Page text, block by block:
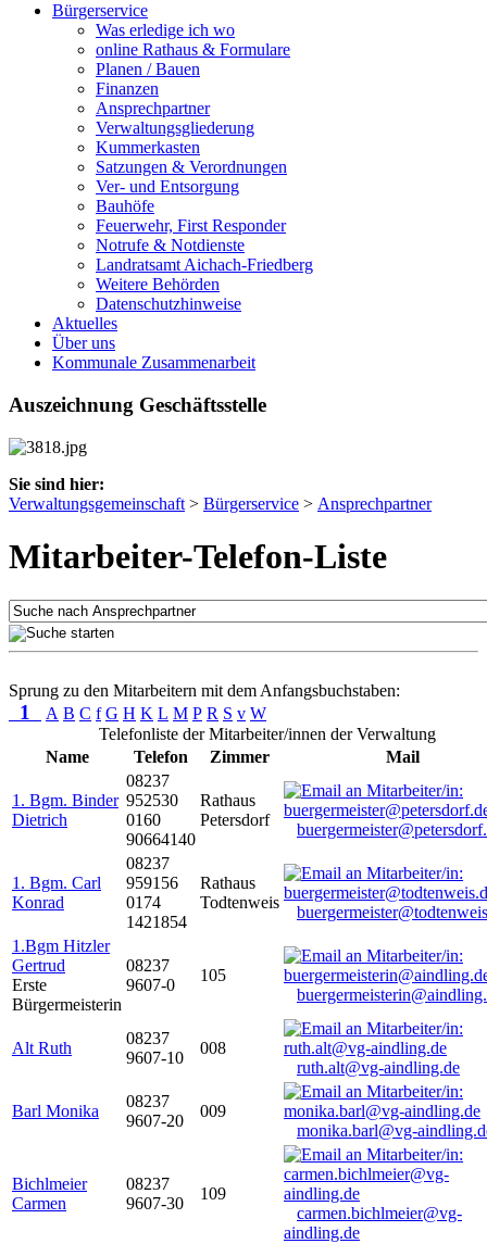
Bürgerservice
Was erledige ich wo
online Rathaus & Formulare
Planen / Bauen
Finanzen
Ansprechpartner
Verwaltungsgliederung
Kummerkasten
Satzungen & Verordnungen
Ver- und Entsorgung
Bauhöfe
Feuerwehr, First Responder
Notrufe & Notdienste
Landratsamt Aichach-Friedberg
Weitere Behörden
Datenschutzhinweise
Aktuelles
Über uns
Kommunale Zusammenarbeit
Auszeichnung Geschäftsstelle
Sie sind hier:
Verwaltungsgemeinschaft > Bürgerservice > Ansprechpartner
Mitarbeiter-Telefon-Liste
Sprung zu den Mitarbeitern mit dem Anfangsbuchstaben:
1 A B C f G H K L M P R S v W
Telefonliste der Mitarbeiter/innen der Verwaltung
Name
Telefon Zimmer Mail
1. Bgm. Binder
Dietrich
08237
952530
0160
90664140
Rathaus
Petersdorf
1. Bgm. Carl
Konrad
08237
959156
0174
1421854
Rathaus
Todtenweis
1.Bgm Hitzler
Gertrud
Erste
Bürgermeisterin
08237
9607-0
105
Alt Ruth
08237
9607-10
008
ruth.alt@vg-aindling.de
Barl Monika
08237
9607-20
009
monika.barl@vg-
Bichlmeier
Carmen
08237
9607-30
109
carmen.bichlmeier@vg-
aindling.de